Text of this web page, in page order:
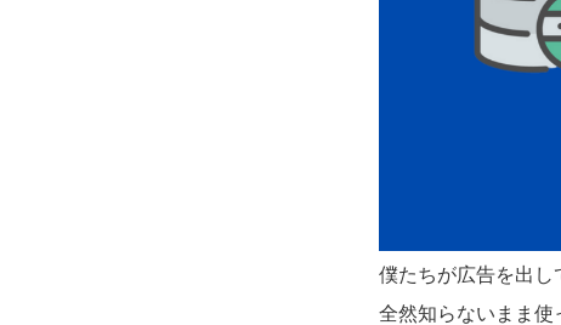
僕たちが広告を出し
全然知らないまま使